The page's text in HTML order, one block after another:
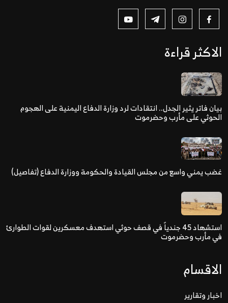
الاكثر قراءة
بيان فاتر يثير الجدل.. انتقادات لرد وزارة الدفاع اليمنية على الهجوم
الحوثي على مأرب وحضرموت
غضب يمني واسع من مجلس القيادة والحكومة ووزارة الدفاع (تفاصيل)
استشهاد 45 جندياً في قصف حوثي استهدف معسكرين لقوات الطوارئ
في مأرب وحضرموت
الاقسام
اخبار وتقارير